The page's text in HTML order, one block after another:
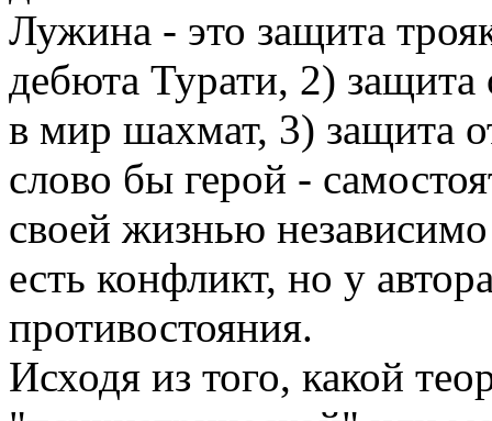
Лужина - это защита
дебюта Турати, 2) защита
в мир шахмат, 3) защита
слово бы герой -
своей жизнью
есть конфликт, но у
противостояния.
Исходя из того, какой